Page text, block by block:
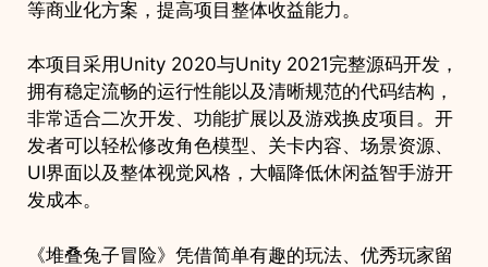
等商业化方案，提高项目整体收益能力。
本项目采用Unity 2020与Unity 2021完整源码开发，
拥有稳定流畅的运行性能以及清晰规范的代码结构，
非常适合二次开发、功能扩展以及游戏换皮项目。开
发者可以轻松修改角色模型、关卡内容、场景资源、
UI界面以及整体视觉风格，大幅降低休闲益智手游开
发成本。
《堆叠兔子冒险》凭借简单有趣的玩法、优秀玩家留